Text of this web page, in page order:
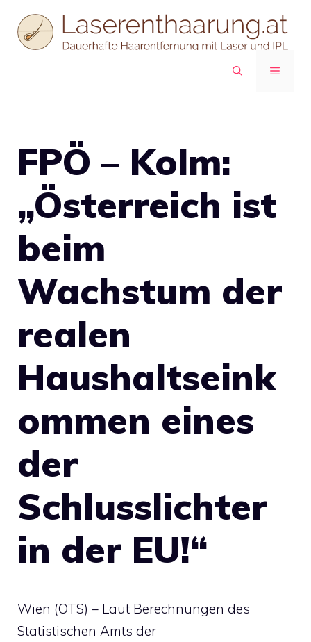
Inhalt
springen
MENÜ
FPÖ – Kolm:
„Österreich ist
beim
Wachstum der
realen
Haushaltseink
ommen eines
der
Schlusslichter
in der EU!“
Wien (OTS) – Laut Berechnungen des
Statistischen Amts der